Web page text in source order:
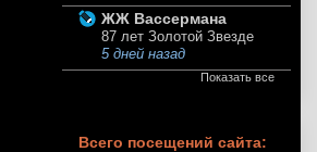
ЖЖ Вассермана
87 лет Золотой Звезде
5 дней назад
Показать все
Всего посещений сайта: